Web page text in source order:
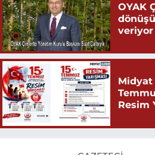
OYAK
veriyor
Midyat
Resim